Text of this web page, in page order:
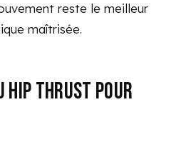
reste le meilleur
maîtrisée.
HIP THRUST POUR